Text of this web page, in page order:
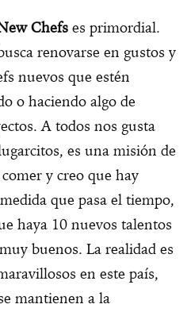
Chefs es primordial.
renovarse en gustos y
nuevos que estén
o haciendo algo de
A todos nos gusta
es una misión de
y creo que hay
que pasa el tiempo,
haya 10 nuevos talentos
buenos. La realidad es
en este país,
mantienen a la